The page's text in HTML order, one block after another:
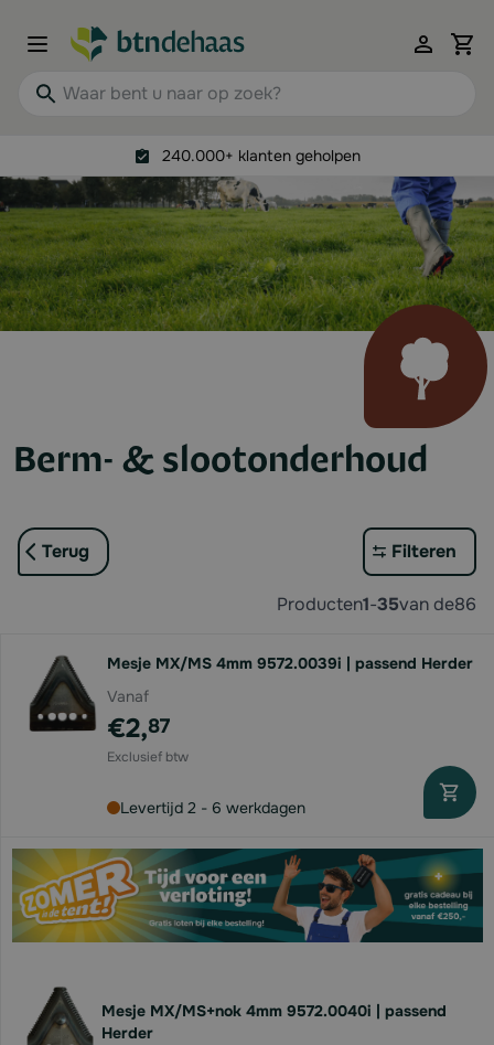
Waar bent u naar op zoek?
240.000+ klanten geholpen
Berm- & slootonderhoud
Terug Filteren
Producten1-35van de86
Mesje MX/MS 4mm 9572.0039i | passend Herder
Vanaf
€2,87
Levertijd 2 - 6 werkdagen
Mesje MX/MS+nok 4mm 9572.0040i | passend
Herder